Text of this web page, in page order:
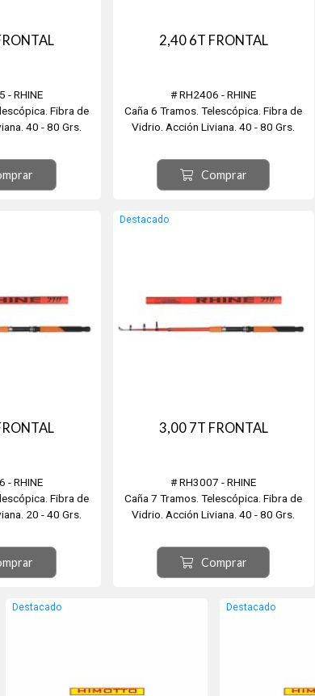
- RHINE
Fibra de
40 - 80 Grs.
2,40 6T FRONTAL
# RH2406 - RHINE
Caña 6 Tramos. Telescópica. Fibra de
Vidrio. Acción Liviana. 40 - 80 Grs.
Comprar
- RHINE
Fibra de
20 - 40 Grs.
Destacado
3,00 7T FRONTAL
# RH3007 - RHINE
Caña 7 Tramos. Telescópica. Fibra de
Vidrio. Acción Liviana. 40 - 80 Grs.
Comprar
Destacado Destacado